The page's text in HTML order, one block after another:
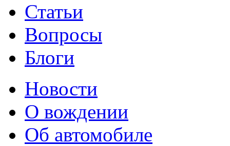
Статьи
Вопросы
Блоги
Новости
О вождении
Об автомобиле